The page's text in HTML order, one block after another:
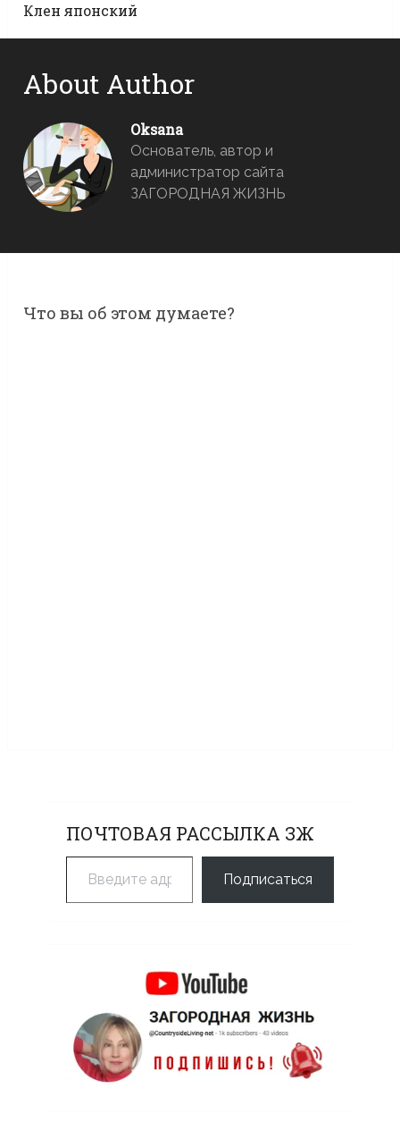
Клен японский
About Author
Oksana
Основатель, автор и
администратор сайта
ЗАГОРОДНАЯ ЖИЗНЬ
Что вы об этом думаете?
ПОЧТОВАЯ РАССЫЛКА ЗЖ
Введите адрес электронной почты…
Подписаться